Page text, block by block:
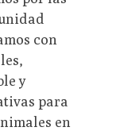
con
y
para
en